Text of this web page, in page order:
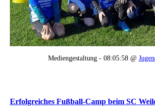
Mediengestaltung - 08:05:58 @
Erfolgreiches Fußball-Camp beim SC